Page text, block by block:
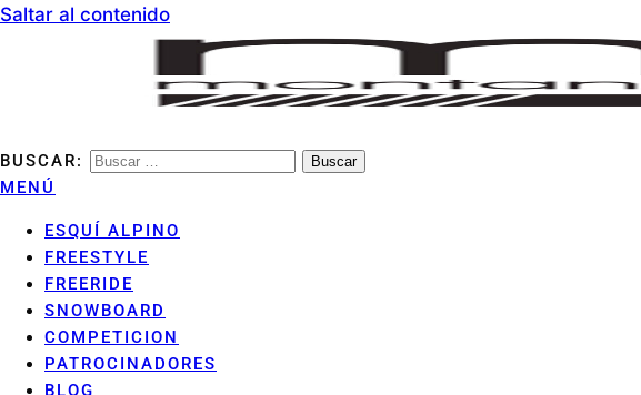
Saltar al contenido
MONTANHA ARAN CLUB
BUSCAR:
MENÚ
ESQUÍ ALPINO
FREESTYLE
FREERIDE
SNOWBOARD
COMPETICION
PATROCINADORES
BLOG